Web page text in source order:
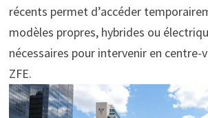
récents permet d’accéder
modèles propres, hybrides ou
nécessaires pour intervenir en centre-
ZFE.